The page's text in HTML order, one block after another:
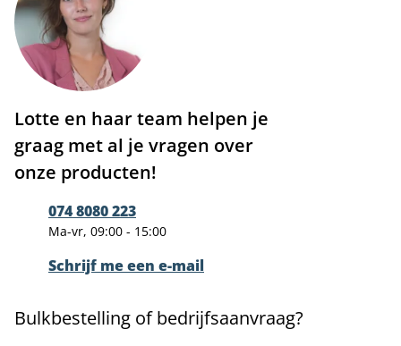
Lotte en haar team helpen je
graag met al je vragen over
onze producten!
074 8080 223
Ma-vr, 09:00 - 15:00
Schrijf me een e-mail
Bulkbestelling of bedrijfsaanvraag?